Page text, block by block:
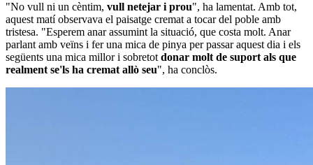
"No vull ni un cèntim, vull netejar i prou", ha lamentat. Amb tot,
aquest matí observava el paisatge cremat a tocar del poble amb
tristesa. "Esperem anar assumint la situació, que costa molt. Anar
parlant amb veïns i fer una mica de pinya per passar aquest dia i els
següents una mica millor i sobretotdonar molt de suport als que
realment se'ls ha cremat allò seu", ha conclòs.